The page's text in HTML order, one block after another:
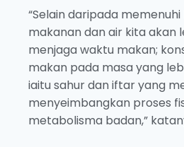
“Selain daripada
makanan dan air kita akan
menjaga waktu makan;
makan pada masa yang
iaitu sahur dan iftar yang
menyeimbangkan proses
metabolisma badan,”